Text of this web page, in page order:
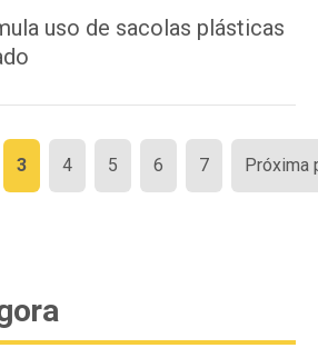
uso de sacolas plásticas
3 4 5 6 7 Próxima